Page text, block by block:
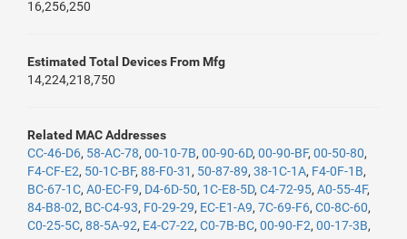
16,256,250
Estimated Total Devices From Mfg
14,224,218,750
Related MAC Addresses
CC-46-D6, 58-AC-78, 00-10-7B, 00-90-6D, 00-90-BF, 00-50-80,
F4-CF-E2, 50-1C-BF, 88-F0-31 , 50-87-89, 38-1C-1A, F4-0F-1B,
BC-67-1C, A0-EC-F9, D4-6D-50, 1C-E8-5D, C4-72-95, A0-55-4F,
84-B8-02, BC-C4-93, F0-29-29, EC-E1-A9, 7C-69-F6, C0-8C-60,
C0-25-5C, 88-5A-92, E4-C7-22, C0-7B-BC, 00-90-F2, 00-17-3B,